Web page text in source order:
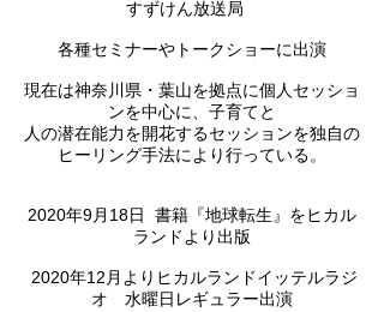
すずけん放送局
各種セミナーやトークショーに出演
現在は神奈川県・葉山を拠点に個人セッショ
ンを中心に、子育てと
人の潜在能力を開花するセッションを独自の
ヒーリング手法により行っている。
2020年9月18日 書籍『地球転生』をヒカル
ランドより出版
2020年12月よりヒカルランドイッテルラジ
オ 水曜日レギュラー出演